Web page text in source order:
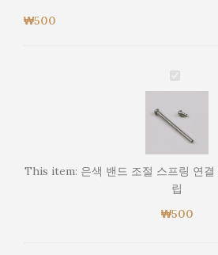
₩500
은
색
밴
드
스
프
링
This item: 은색 밴드 조절 스프링 연
립
₩500